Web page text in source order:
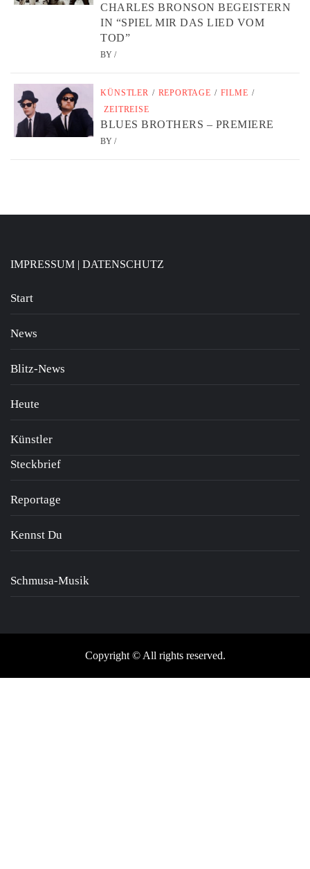
CHARLES BRONSON BEGEISTERN
IN “SPIEL MIR DAS LIED VOM
TOD”
BY /
KÜNSTLER / REPORTAGE / FILME /
ZEITREISE
BLUES BROTHERS – PREMIERE
BY /
IMPRESSUM | DATENSCHUTZ
Start
News
Blitz-News
Heute
Künstler
Steckbrief
Reportage
Kennst Du
Schmusa-Musik
Copyright © All rights reserved.